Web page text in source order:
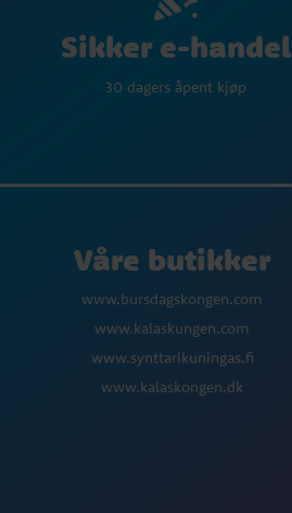
Sikker e-handel
30 dagers åpent kjøp
Våre butikker
www.bursdagskongen.com
www.kalaskungen.com
www.synttarikuningas.fi
www.kalaskongen.dk